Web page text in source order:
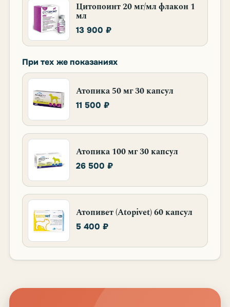
Цитопоинт 20 мг/мл флакон 1
мл
13 900 ₽
При тех же показаниях
Атопика 50 мг 30 капсул
11 500 ₽
Атопика 100 мг 30 капсул
26 500 ₽
Атопивет (Atopivet) 60 капсул
5 400 ₽